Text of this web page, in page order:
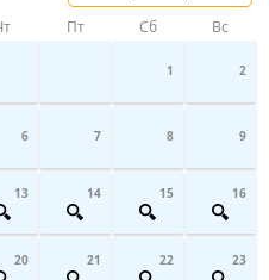
Пт Сб Вс
1 2
6 7 8 9
13 14 15 16
20 21 22 23